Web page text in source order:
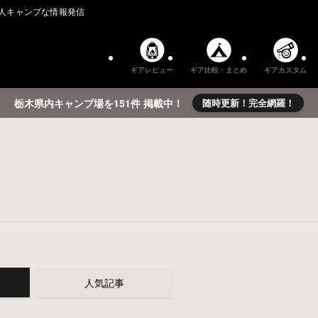
キャンプな情報発信
ギアレビュー ギア比較・まとめ ギアカスタム
栃木県内キャンプ場を151件 掲載中！ 随時更新！完全網羅！
人気記事